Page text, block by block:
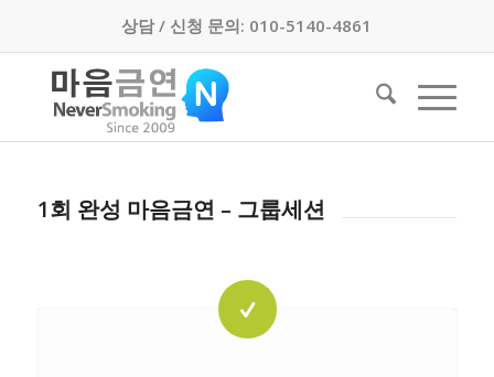
상담 / 신청 문의: 010-5140-4861
1회 완성 마음금연 – 그룹세션